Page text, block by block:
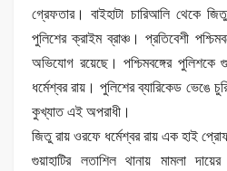
গ্রেফতার। বাইহাটা চারিআলি থেকে
পুলিশের ক্রাইম ব্রাঞ্চ। প্রতিবেশী
অভিযোগ রয়েছে। পশ্চিমবঙ্গের পুলিশকে
ধর্মেশ্বর রায়। পুলিশের ব্যারিকেড ভেঙে
কুখ্যাত এই অপরাধী।
জিতু রায় ওরফে ধর্মেশ্বর রায় এক হাই
গুয়াহাটির লতাশিল থানায় মামলা